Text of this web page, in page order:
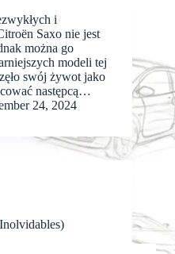
i
Saxo nie jest
można go
modeli tej
swój żywot jako
następcą…
24, 2024